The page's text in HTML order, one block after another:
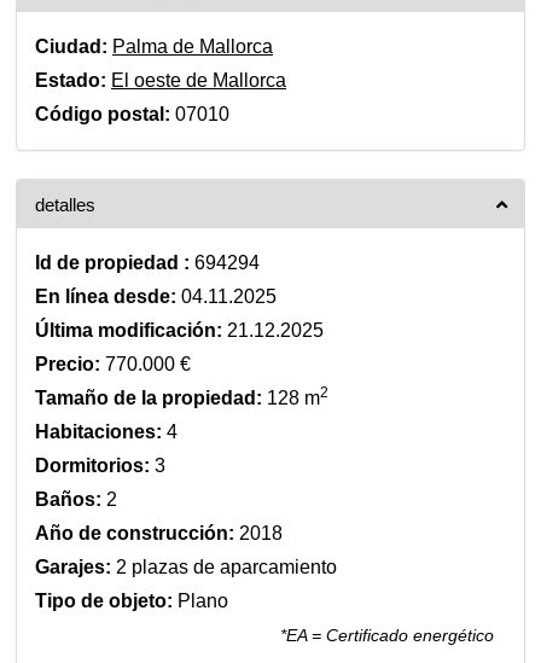
Ciudad: Palma de Mallorca
Estado: El oeste de Mallorca
Código postal: 07010
detalles
Id de propiedad : 694294
En línea desde: 04.11.2025
Última modificación: 21.12.2025
Precio: 770.000 €
Tamaño de la propiedad: 128 m2
Habitaciones: 4
Dormitorios: 3
Baños: 2
Año de construcción: 2018
Garajes: 2 plazas de aparcamiento
Tipo de objeto: Plano
*EA = Certificado energético